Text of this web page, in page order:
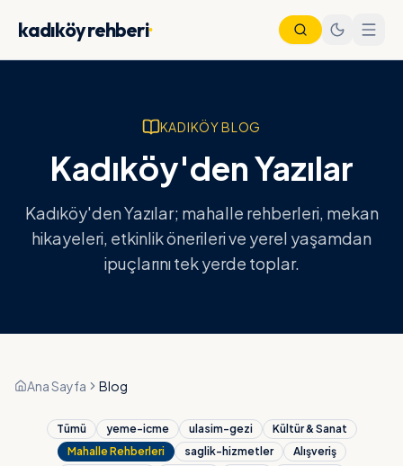
kadıköy rehberi·
Metro Saatleri Otobüs Saatleri
KADIKÖY BLOG
Kadıköy'den Yazılar
Kadıköy'den Yazılar; mahalle rehberleri, mekan
hikayeleri, etkinlik önerileri ve yerel yaşamdan
ipuçlarını tek yerde toplar.
Ana Sayfa Blog
Tümü yeme-icme ulasim-gezi
Kültür & Sanat
Mahalle Rehberleri
saglik-hizmetler
Alışveriş